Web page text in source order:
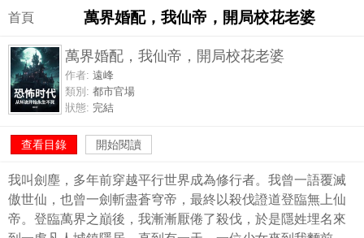
首頁 萬界婚配，我仙帝，開局校花老婆
萬界婚配，我仙帝，開局校花老婆
作者: 遠峰
類別: 都市官場
狀態: 完結
查看目錄 開始閱讀
我叫劍塵，多年前穿越平行世界成為修行者。我曾一語覆滅
傲世仙，也曾一劍斬盡蒼穹帝，最終以殺伐證道登臨無上仙
帝。登臨萬界之巔後，我漸漸厭倦了殺伐，於是隱姓埋名來